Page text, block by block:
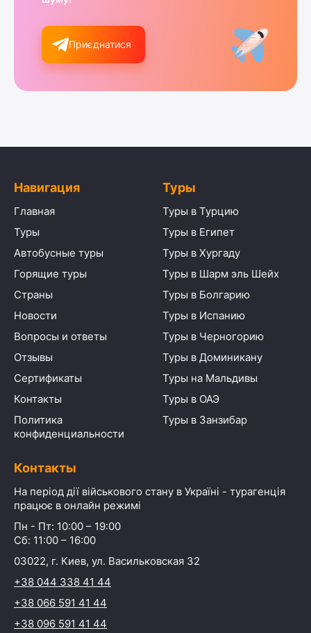
Приєднатися
Навигация
Главная
Туры
Автобусные туры
Горящие туры
Страны
Новости
Вопросы и ответы
Отзывы
Сертификаты
Контакты
Политика
конфиденциальности
Туры
Туры в Турцию
Туры в Египет
Туры в Хургаду
Туры в Шарм эль Шейх
Туры в Болгарию
Туры в Испанию
Туры в Черногорию
Туры в Доминикану
Туры на Мальдивы
Туры в ОАЭ
Туры в Занзибар
Контакты
На період дії військового стану в Україні - турагенція
працює в онлайн режимі
Пн - Пт: 10:00 – 19:00
Сб: 11:00 – 16:00
03022, г. Киев, ул. Васильковская 32
+38 044 338 41 44
+38 066 591 41 44
+38 096 591 41 44